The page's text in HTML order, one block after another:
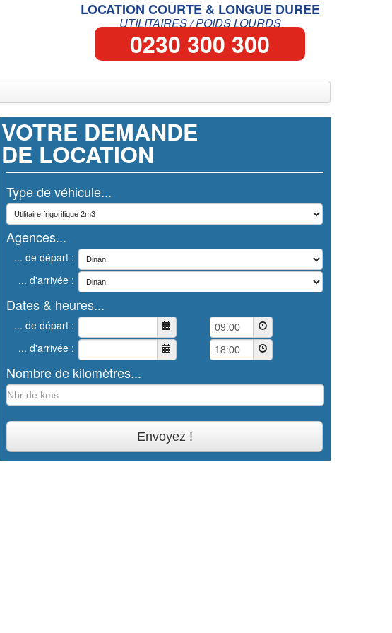
LOCATION COURTE & LONGUE DUREE
UTILITAIRES / POIDS LOURDS
0230 300 300
VOTRE DEMANDE
DE LOCATION
Type de véhicule...
Agences...
... de départ :
... d'arrivée :
Dates & heures...
... de départ :
... d'arrivée :
Nombre de kilomètres...